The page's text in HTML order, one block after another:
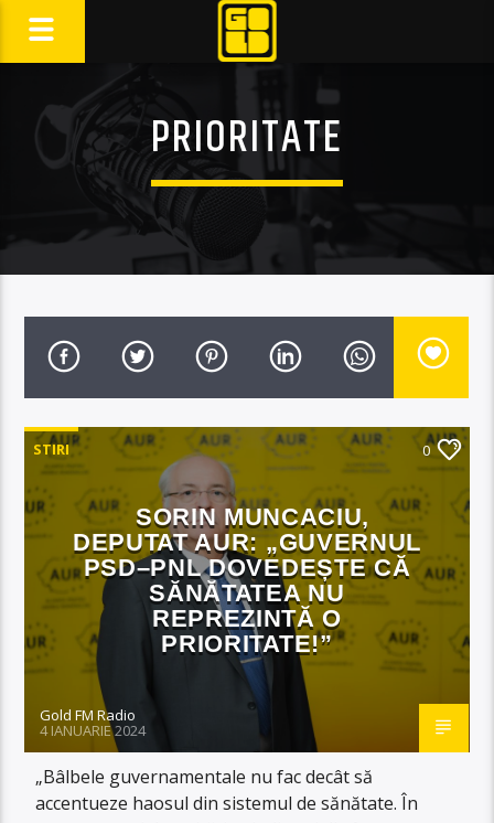
PRIORITATE
STIRI 0
SORIN MUNCACIU,
DEPUTAT AUR: „GUVERNUL
PSD–PNL DOVEDEȘTE CĂ
SĂNĂTATEA NU
REPREZINTĂ O
PRIORITATE!”
Gold FM Radio
4 IANUARIE 2024
„Bâlbele guvernamentale nu fac decât să
accentueze haosul din sistemul de sănătate. În